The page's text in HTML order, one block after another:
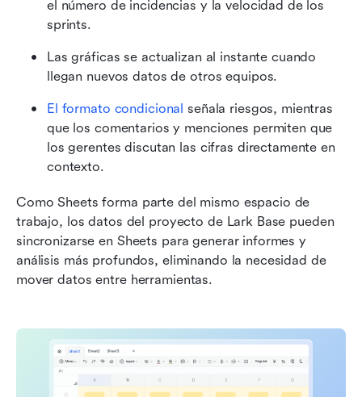
el número de incidencias y la velocidad de los
sprints.
Las gráficas se actualizan al instante cuando
llegan nuevos datos de otros equipos.
El formato condicional señala riesgos, mientras
que los comentarios y menciones permiten que
los gerentes discutan las cifras directamente en
contexto.
Como Sheets forma parte del mismo espacio de
trabajo, los datos del proyecto de Lark Base pueden
sincronizarse en Sheets para generar informes y
análisis más profundos, eliminando la necesidad de
mover datos entre herramientas.